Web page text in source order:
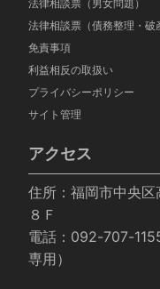
法律相談票（男女問題）
法律相談票（債務整理・破
免責事項
利益相反の取扱い
プライバシーポリシー
サイト管理
アクセス
住所：福岡市中央
８Ｆ
電話：092-707-
専用）